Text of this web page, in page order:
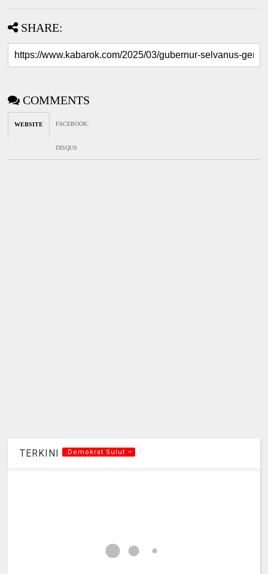
SHARE:
COMMENTS
WEBSITE FACEBOOK:
DISQUS
TERKINI .Demokrat Sulut